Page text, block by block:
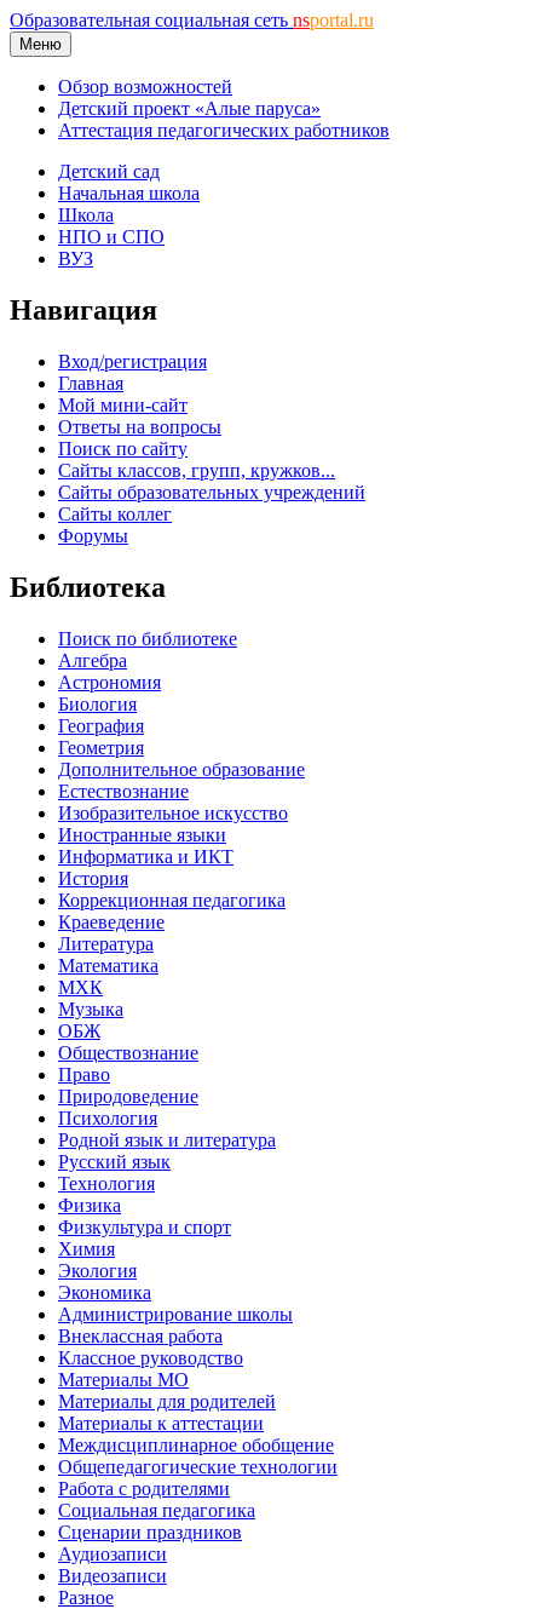
Образовательная социальная сеть nsportal.ru
Меню
Обзор возможностей
Детский проект «Алые паруса»
Аттестация педагогических работников
Детский сад
Начальная школа
Школа
НПО и СПО
ВУЗ
Навигация
Вход/регистрация
Главная
Мой мини-сайт
Ответы на вопросы
Поиск по сайту
Сайты классов, групп, кружков...
Сайты образовательных учреждений
Сайты коллег
Форумы
Библиотека
Поиск по библиотеке
Алгебра
Астрономия
Биология
География
Геометрия
Дополнительное образование
Естествознание
Изобразительное искусство
Иностранные языки
Информатика и ИКТ
История
Коррекционная педагогика
Краеведение
Литература
Математика
МХК
Музыка
ОБЖ
Обществознание
Право
Природоведение
Психология
Родной язык и литература
Русский язык
Технология
Физика
Физкультура и спорт
Химия
Экология
Экономика
Администрирование школы
Внеклассная работа
Классное руководство
Материалы МО
Материалы для родителей
Материалы к аттестации
Междисциплинарное обобщение
Общепедагогические технологии
Работа с родителями
Социальная педагогика
Сценарии праздников
Аудиозаписи
Видеозаписи
Разное